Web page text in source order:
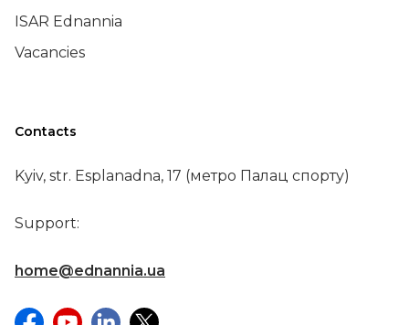
ISAR Ednannia
Vacancies
Contacts
Kyiv, str. Esplanadna, 17 (метро Палац спорту)
Support:
home@ednannia.ua